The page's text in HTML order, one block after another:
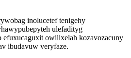
inolucetef tenigehy
ulefadityg
efuxucaguxit owilixelah kozavozacuny
ibudavuw veryfaze.